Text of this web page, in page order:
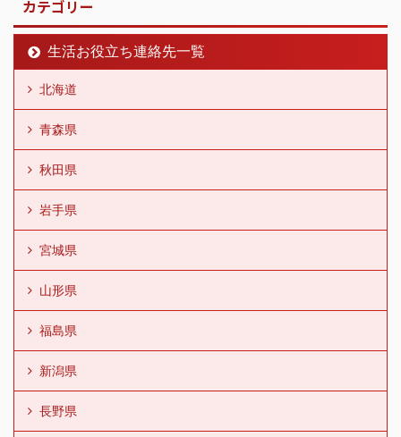
カテゴリー
生活お役立ち連絡先一覧
北海道
青森県
秋田県
岩手県
宮城県
山形県
福島県
新潟県
長野県